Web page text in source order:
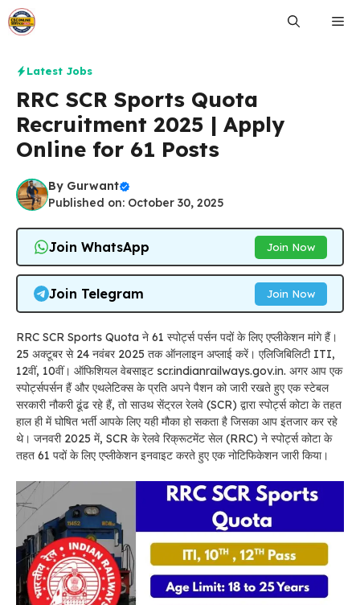
Skip
to
Latest Jobs
RRC SCR Sports Quota
Recruitment 2025 | Apply
Online for 61 Posts
By Gurwant
Published on: October 30, 2025
Join WhatsApp Join Now
Join Telegram Join Now
RRC SCR Sports Quota ने 61 स्पोर्ट्स पर्सन पदों के लिए एप्लीकेशन मांगे हैं।
25 अक्टूबर से 24 नवंबर 2025 तक ऑनलाइन अप्लाई करें। एलिजिबिलिटी ITI,
12वीं, 10वीं। ऑफिशियल वेबसाइट scr.indianrailways.gov.in. अगर आप एक
स्पोर्ट्सपर्सन हैं और एथलेटिक्स के प्रति अपने पैशन को जारी रखते हुए एक स्टेबल
सरकारी नौकरी ढूंढ रहे हैं, तो साउथ सेंट्रल रेलवे (SCR) द्वारा स्पोर्ट्स कोटा के तहत
हाल ही में घोषित भर्ती आपके लिए यही मौका हो सकता है जिसका आप इंतजार कर रहे
थे। जनवरी 2025 में, SCR के रेलवे रिक्रूटमेंट सेल (RRC) ने स्पोर्ट्स कोटा के
तहत 61 पदों के लिए एप्लीकेशन इनवाइट करते हुए एक नोटिफिकेशन जारी किया।